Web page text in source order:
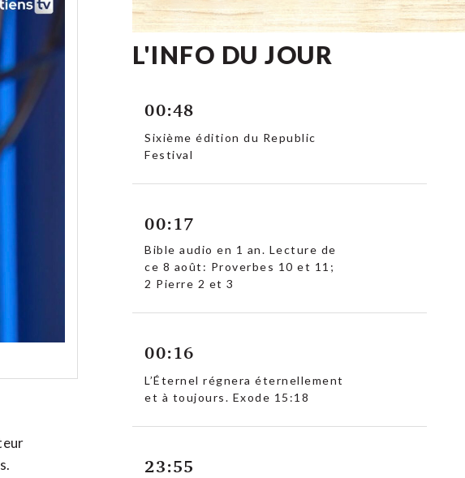
L'INFO DU JOUR
00:48
Sixième édition du Republic
Festival
00:17
Bible audio en 1 an. Lecture de
ce 8 août: Proverbes 10 et 11;
2 Pierre 2 et 3
00:16
L’Éternel régnera éternellement
et à toujours. Exode 15:18
23:55